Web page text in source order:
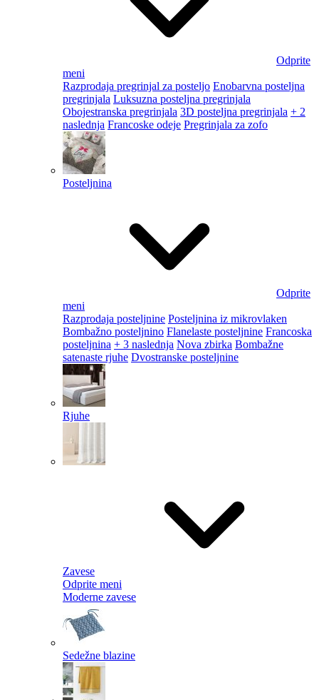
Odprite
meni
Razprodaja pregrinjal za posteljo Enobarvna posteljna
pregrinjala Luksuzna posteljna pregrinjala
Obojestranska pregrinjala 3D posteljna pregrinjala + 2
naslednja Francoske odeje Pregrinjala za zofo
Posteljnina
Odprite
meni
Razprodaja posteljnine Posteljnina iz mikrovlaken
Bombažno posteljnino Flanelaste posteljnine Francoska
posteljnina + 3 naslednja Nova zbirka Bombažne
satenaste rjuhe Dvostranske posteljnine
Rjuhe
Zavese
Odprite meni
Moderne zavese
Sedežne blazine